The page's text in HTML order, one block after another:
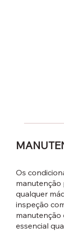
Os
manutenção
qualquer
inspeção
manutenção
essencial